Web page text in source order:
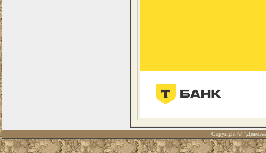
Copyright ©